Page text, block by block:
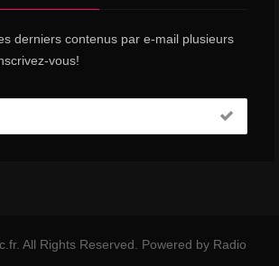
derniers contenus par e-mail plusieurs
vous!
All Rights Reserved. Powered by Radio